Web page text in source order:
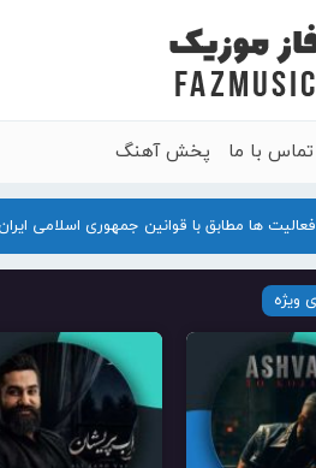
تماس با ما پخش آهنگ
ها مطابق با قوانین جمهوری اسلامی
ویژه